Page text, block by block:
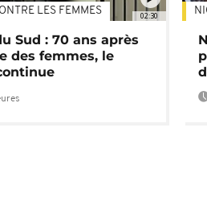
02:30
LES FEMMES
Sud : 70 ans après
des femmes, le